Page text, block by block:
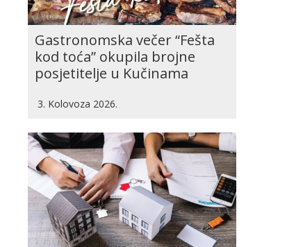
Gastronomska večer “Fešta
kod toća” okupila brojne
posjetitelje u Kučinama
3. Kolovoza 2026.